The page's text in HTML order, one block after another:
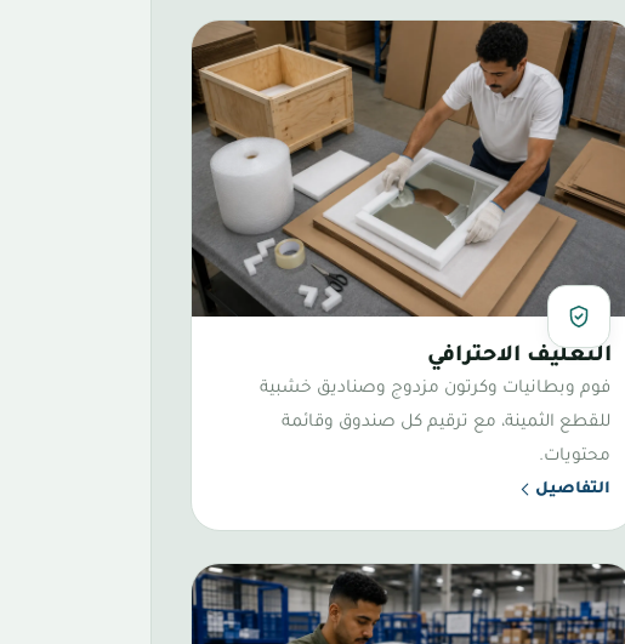
حماية متعددة الطبقات
التغليف الاحترافي
فوم وبطانيات وكرتون مزدوج وصناديق خشبية
للقطع الثمينة، مع ترقيم كل صندوق وقائمة
محتويات.
التفاصيل